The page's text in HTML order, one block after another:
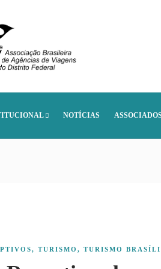
NOTÍCIAS
, TURISMO , TURISMO